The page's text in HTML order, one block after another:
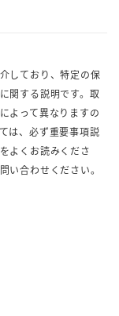
しており、特定の保
関する説明です。取
よって異なりますの
は、必ず重要事項説
よくお読みくださ
い合わせください。